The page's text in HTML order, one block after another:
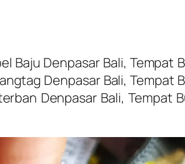
Baju Denpasar Bali, Tempat
Denpasar Bali, Tempat
Denpasar Bali, Tempat